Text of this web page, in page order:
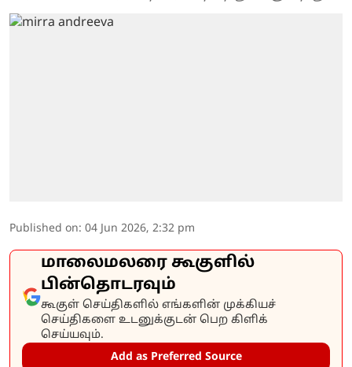
Published on: 04 Jun 2026, 2:32 pm
மாலைமலரை கூகுளில்
பின்தொடரவும்
கூகுள் செய்திகளில் எங்களின் முக்கியச்
செய்திகளை உடனுக்குடன் பெற கிளிக்
செய்யவும்.
Add as Preferred Source